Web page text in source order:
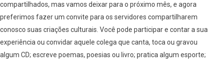
compartilhados, mas vamos deixar para o próximo mês, e agora
preferimos fazer um convite para os servidores compartilharem
conosco suas criações culturais. Você pode participar e contar a sua
experiência ou convidar aquele colega que canta, toca ou gravou
algum CD; escreve poemas, poesias ou livro; pratica algum esporte;